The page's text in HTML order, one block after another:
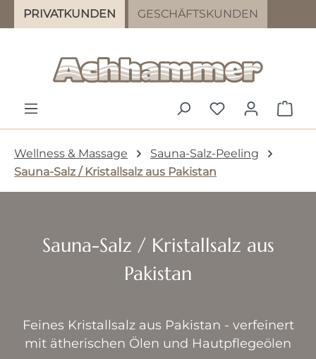
Zum Hauptinhalt springen
PRIVATKUNDEN GESCHÄFTSKUNDEN
DU HAST 0
Wellness & Massage
Sauna-Salz-Peeling
Sauna-Salz / Kristallsalz aus Pakistan
Sauna-Salz / Kristallsalz aus
Pakistan
Feines Kristallsalz aus Pakistan - verfeinert
mit ätherischen Ölen und Hautpflegeölen